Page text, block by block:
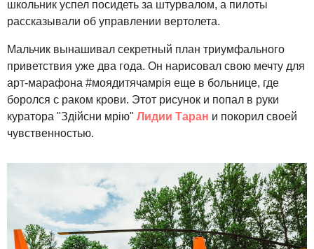
школьник успел посидеть за штурвалом, а пилоты
рассказывали об управлении вертолета.
Мальчик вынашивал секретный план триумфального
приветствия уже два года. Он нарисовал свою мечту для
арт-марафона #моядитячамрія еще в больнице, где
боролся с раком крови. Этот рисунок и попал в руки
куратора "Здійсни мрію" Лидии Таран и покорил своей
чувственностью.